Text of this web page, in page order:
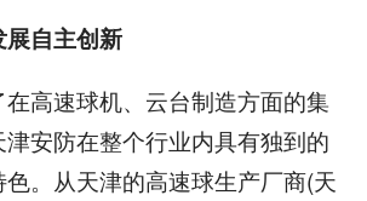
自主创新
高速球机、云台制造方面的集
安防在整个行业内具有独到的
。从天津的高速球生产厂商(天